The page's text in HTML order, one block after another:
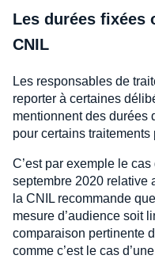
Les durées fixées
CNIL
Les responsables de
reporter à certaines
mentionnent des durées
pour certains traitements
C’est par exemple le
septembre 2020 relative
la CNIL recommande
mesure d’audience soit
comparaison pertinente
comme c’est le cas